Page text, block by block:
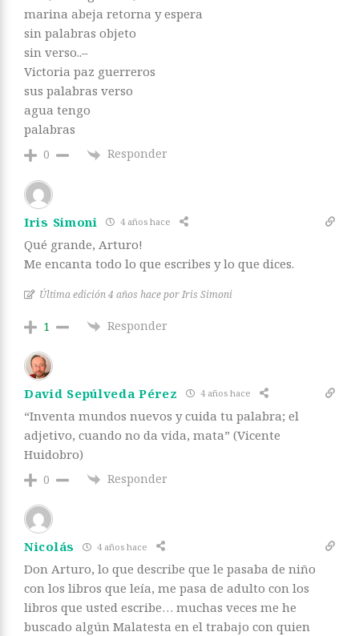
marina abeja retorna y espera
sin palabras objeto
sin verso..–
Victoria paz guerreros
sus palabras verso
agua tengo
palabras
0 Responder
Iris Simoni 4 años hace
Qué grande, Arturo!
Me encanta todo lo que escribes y lo que dices.
Última edición 4 años hace por Iris Simoni
1 Responder
David Sepúlveda Pérez 4 años hace
“Inventa mundos nuevos y cuida tu palabra; el
adjetivo, cuando no da vida, mata” (Vicente
Huidobro)
0 Responder
Nicolás 4 años hace
Don Arturo, lo que describe que le pasaba de niño
con los libros que leía, me pasa de adulto con los
libros que usted escribe… muchas veces me he
buscado algún Malatesta en el trabajo con quien